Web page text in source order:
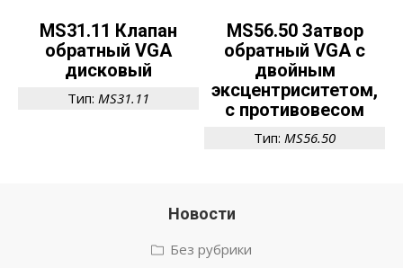
MS31.11 Клапан
обратный VGA
дисковый
Тип: MS31.11
MS56.50 Затвор
обратный VGA с
двойным
эксцентриситетом,
с противовесом
Тип: MS56.50
Новости
Без рубрики